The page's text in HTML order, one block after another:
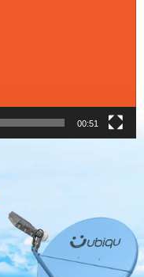
00:51